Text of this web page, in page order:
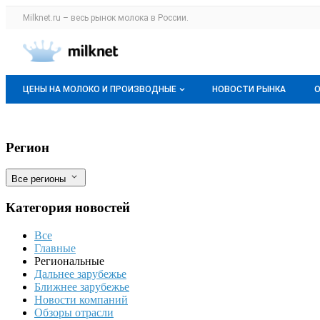
Раздел навигации по сайту milknet.ru
Milknet.ru – весь рынок молока в России.
Авторизация и меню пользователя
Навигация по разделам сайта milknet.ru
ЦЕНЫ НА МОЛОКО И ПРОИЗВОДНЫЕ
О мониторингах
Актуальные мониторинги
Динамика цен
Отзывы
НОВОСТИ РЫНКА
В Адыгее запущена первая линия на
Фильтры
Регион
Все регионы
Категория новостей
Все
Главные
Региональные
Дальнее зарубежье
Ближнее зарубежье
Новости компаний
Обзоры отрасли